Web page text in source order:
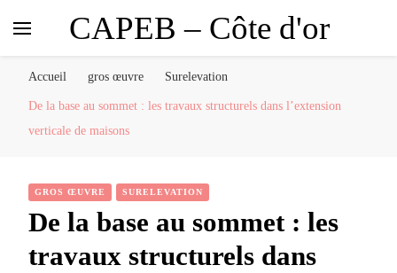
CAPEB – Côte d'or
Accueil gros œuvre Surelevation
De la base au sommet : les travaux structurels dans l’extension
verticale de maisons
GROS ŒUVRE SURELEVATION
De la base au sommet : les
travaux structurels dans